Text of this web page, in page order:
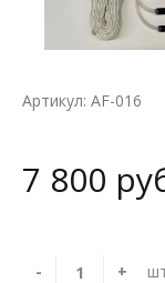
Артикул: AF-016
7 800
- +